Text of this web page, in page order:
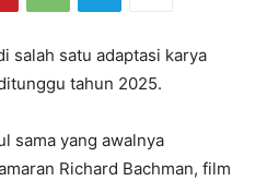
salah satu adaptasi karya
tahun 2025.
sama yang awalnya
Richard Bachman, film